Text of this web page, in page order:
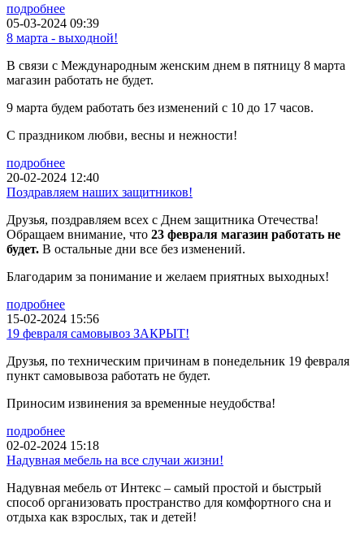
подробнее
05-03-2024 09:39
8 марта - выходной!
В связи с Международным женским днем в пятницу 8 марта
магазин работать не будет.
9 марта будем работать без изменений с 10 до 17 часов.
С праздником любви, весны и нежности!
подробнее
20-02-2024 12:40
Поздравляем наших защитников!
Друзья, поздравляем всех с Днем защитника Отечества!
Обращаем внимание, что 23 февраля магазин работать не
будет. В остальные дни все без изменений.
Благодарим за понимание и желаем приятных выходных!
подробнее
15-02-2024 15:56
19 февраля самовывоз ЗАКРЫТ!
Друзья, по техническим причинам в понедельник 19 февраля
пункт самовывоза работать не будет.
Приносим извинения за временные неудобства!
подробнее
02-02-2024 15:18
Надувная мебель на все случаи жизни!
Надувная мебель от Интекс – самый простой и быстрый
способ организовать пространство для комфортного сна и
отдыха как взрослых, так и детей!